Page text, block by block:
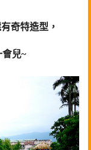
奇特造型，
會兒~